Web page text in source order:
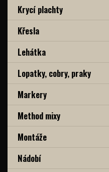
Krycí plachty
Křesla
Lehátka
Lopatky, cobry, praky
Markery
Method mixy
Montáže
Nádobí